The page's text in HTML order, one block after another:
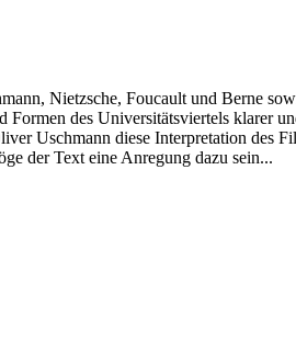
Nietzsche, Foucault und Berne
des Universitätsviertels klarer
Uschmann diese Interpretation des
der Text eine Anregung dazu sein...